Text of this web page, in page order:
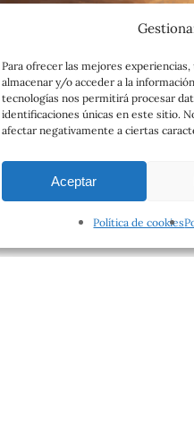
Para ofrecer las mejores
almacenar y/o acceder a la
tecnologías nos permitirá procesar
identificaciones únicas en este sitio.
afectar negativamente a ciertas
Aceptar
Política de cookies